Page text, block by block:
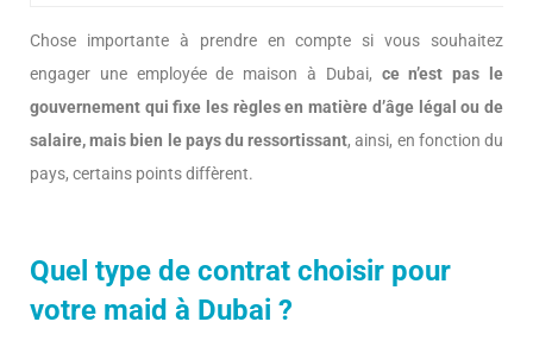
Chose importante à prendre en compte si vous souhaitez
engager une employée de maison à Dubai, ce n’est pas le
gouvernement qui fixe les règles en matière d’âge légal ou de
salaire, mais bien le pays du ressortissant, ainsi, en fonction du
pays, certains points diffèrent.
Quel type de contrat choisir pour
votre maid à Dubai ?